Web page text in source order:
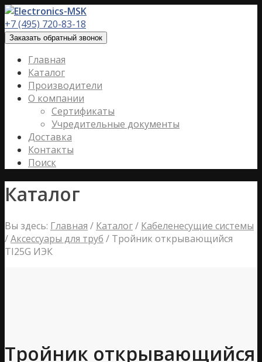
+7 (495) 720-83-18
Заказать обратный звонок
Главная
Каталог
Производители
О компании
Сертификаты
Учредительные документы
Доставка
Контакты
Поиск
Каталог
Вы здесь: Главная / Каталог/ Кабеленесущие системы
/Аксессуары для труб / Тройник открывающийся
TI25G ИЭК
Тройник открывающийся